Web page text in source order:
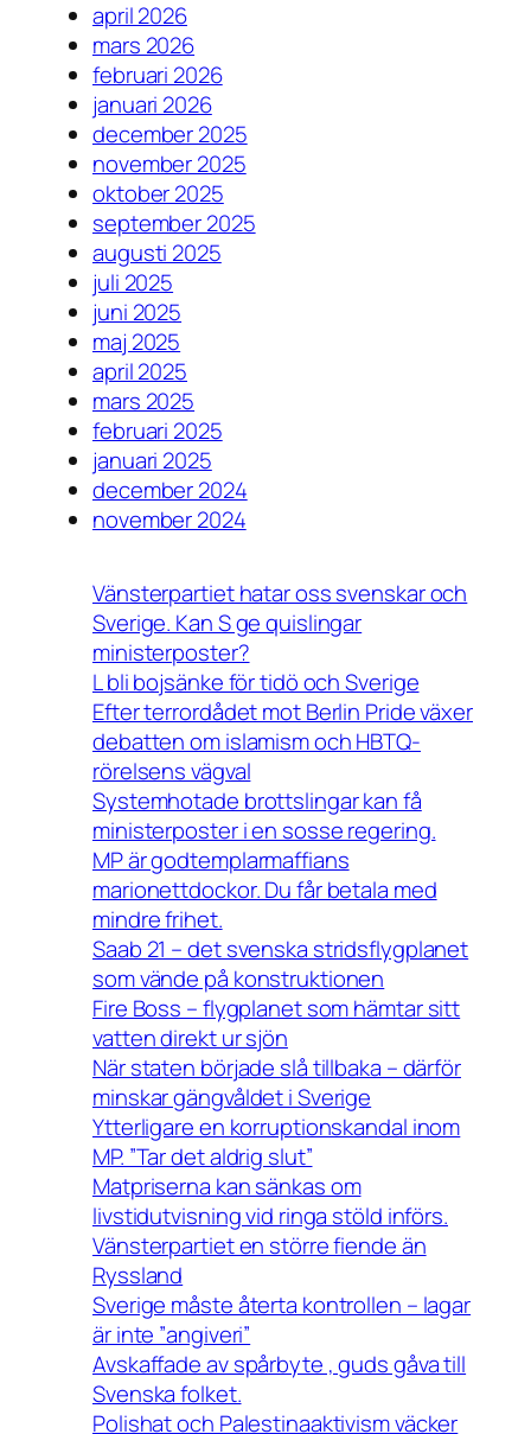
april 2026
mars 2026
februari 2026
januari 2026
december 2025
november 2025
oktober 2025
september 2025
augusti 2025
juli 2025
juni 2025
maj 2025
april 2025
mars 2025
februari 2025
januari 2025
december 2024
november 2024
Vänsterpartiet hatar oss svenskar och
Sverige. Kan S ge quislingar
ministerposter?
L bli bojsänke för tidö och Sverige
Efter terrordådet mot Berlin Pride växer
debatten om islamism och HBTQ-
rörelsens vägval
Systemhotade brottslingar kan få
ministerposter i en sosse regering.
MP är godtemplarmaffians
marionettdockor. Du får betala med
mindre frihet.
Saab 21 – det svenska stridsflygplanet
som vände på konstruktionen
Fire Boss – flygplanet som hämtar sitt
vatten direkt ur sjön
När staten började slå tillbaka – därför
minskar gängvåldet i Sverige
Ytterligare en korruptionskandal inom
MP. ”Tar det aldrig slut”
Matpriserna kan sänkas om
livstidutvisning vid ringa stöld införs.
Vänsterpartiet en större fiende än
Ryssland
Sverige måste återta kontrollen – lagar
är inte ”angiveri”
Avskaffade av spårbyte , guds gåva till
Svenska folket.
Polishat och Palestinaaktivism väcker